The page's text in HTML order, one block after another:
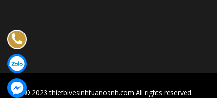
© 2023 thietbivesinhtuanoanh.com.All rights reserved.